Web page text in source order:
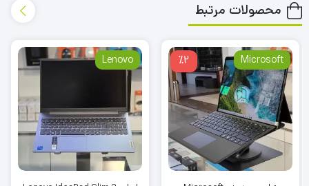
محصولات مرتبط
٪2 Microsoft
Lenovo